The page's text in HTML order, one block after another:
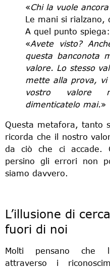
«Chi la vuole
Le mani si rialzano,
A quel punto spiega:
«Avete visto?
questa banconota
valore. Lo stesso
mette alla prova,
vostro valore
dimenticatelo mai.»
Questa metafora, tanto
ricorda che il nostro
da ciò che ci accade.
persino gli errori non
siamo davvero.
L’illusione di
fuori di noi
Molti pensano che
attraverso i